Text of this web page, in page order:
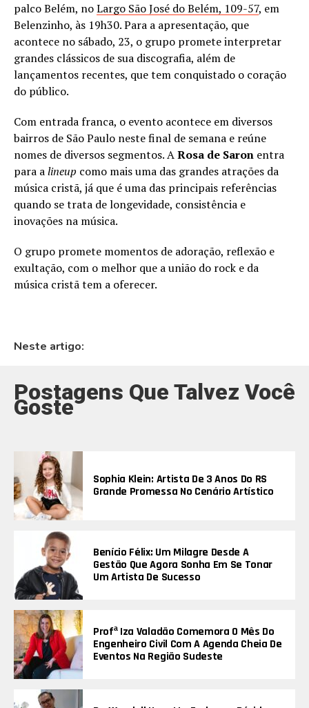
palco Belém, noLargo São José do Belém, 109-57, em
Belenzinho, às 19h30. Para a apresentação, que
acontece no sábado, 23, o grupo promete interpretar
grandes clássicos de sua discografia, além de
lançamentos recentes, que tem conquistado o coração
do público.
Com entrada franca, o evento acontece em diversos
bairros de São Paulo neste final de semana e reúne
nomes de diversos segmentos. ARosa de Saron entra
para alineup como mais uma das grandes atrações da
música cristã, já que é uma das principais referências
quando se trata de longevidade, consistência e
inovações na música.
O grupo promete momentos de adoração, reflexão e
exultação, com o melhor que a união do rock e da
música cristã tem a oferecer.
Neste artigo:
Postagens Que Talvez Você
Goste
Sophia Klein: Artista De 3 Anos Do RS
Grande Promessa No Cenário Artístico
Benício Félix: Um Milagre Desde A
Gestão Que Agora Sonha Em Se Tonar
Um Artista De Sucesso
Profª Iza Valadão Comemora O Mês Do
Engenheiro Civil Com A Agenda Cheia De
Eventos Na Região Sudeste